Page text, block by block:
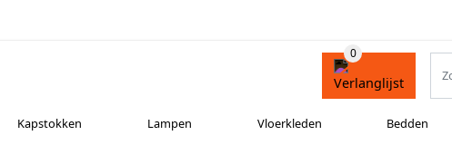
Kapstokken Lampen Vloerkleden Bedden